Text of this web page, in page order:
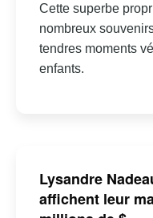
Cette superbe
nombreux
tendres moments
enfants.
Lysandre
affichent leur